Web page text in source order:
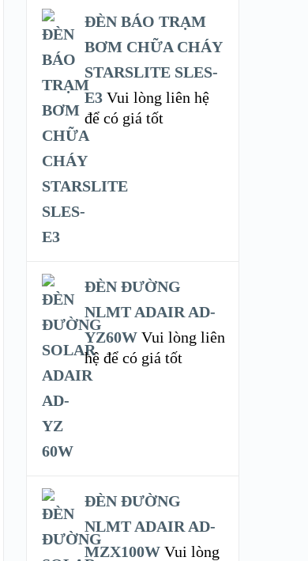
ĐÈN BÁO TRẠM
BƠM CHỮA CHÁY
STARSLITE SLES-
E3 Vui lòng liên hệ
để có giá tốt
ĐÈN ĐƯỜNG
NLMT ADAIR AD-
YZ60W Vui lòng liên
hệ để có giá tốt
ĐÈN ĐƯỜNG
NLMT ADAIR AD-
MZX100W Vui lòng